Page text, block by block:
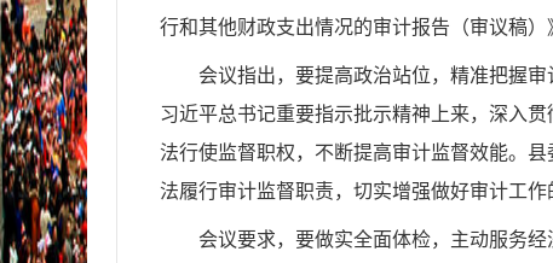
行和其他财政支出情况的审计报告（审议稿）
会议指出，要提高政治站位，精准把握
习近平总书记重要指示批示精神上来，深入
法行使监督职权，不断提高审计监督效能。
法履行审计监督职责，切实增强做好审计工
会议要求，要做实全面体检，主动服务